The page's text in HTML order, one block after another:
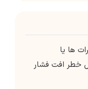
ها یا
خطر افت فشار